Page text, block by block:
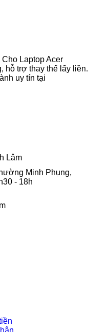
Laptop Acer
hỗ trợ thay thế lấy liền.
uy tín tại
Lâm
Minh Phụng,
- 18h